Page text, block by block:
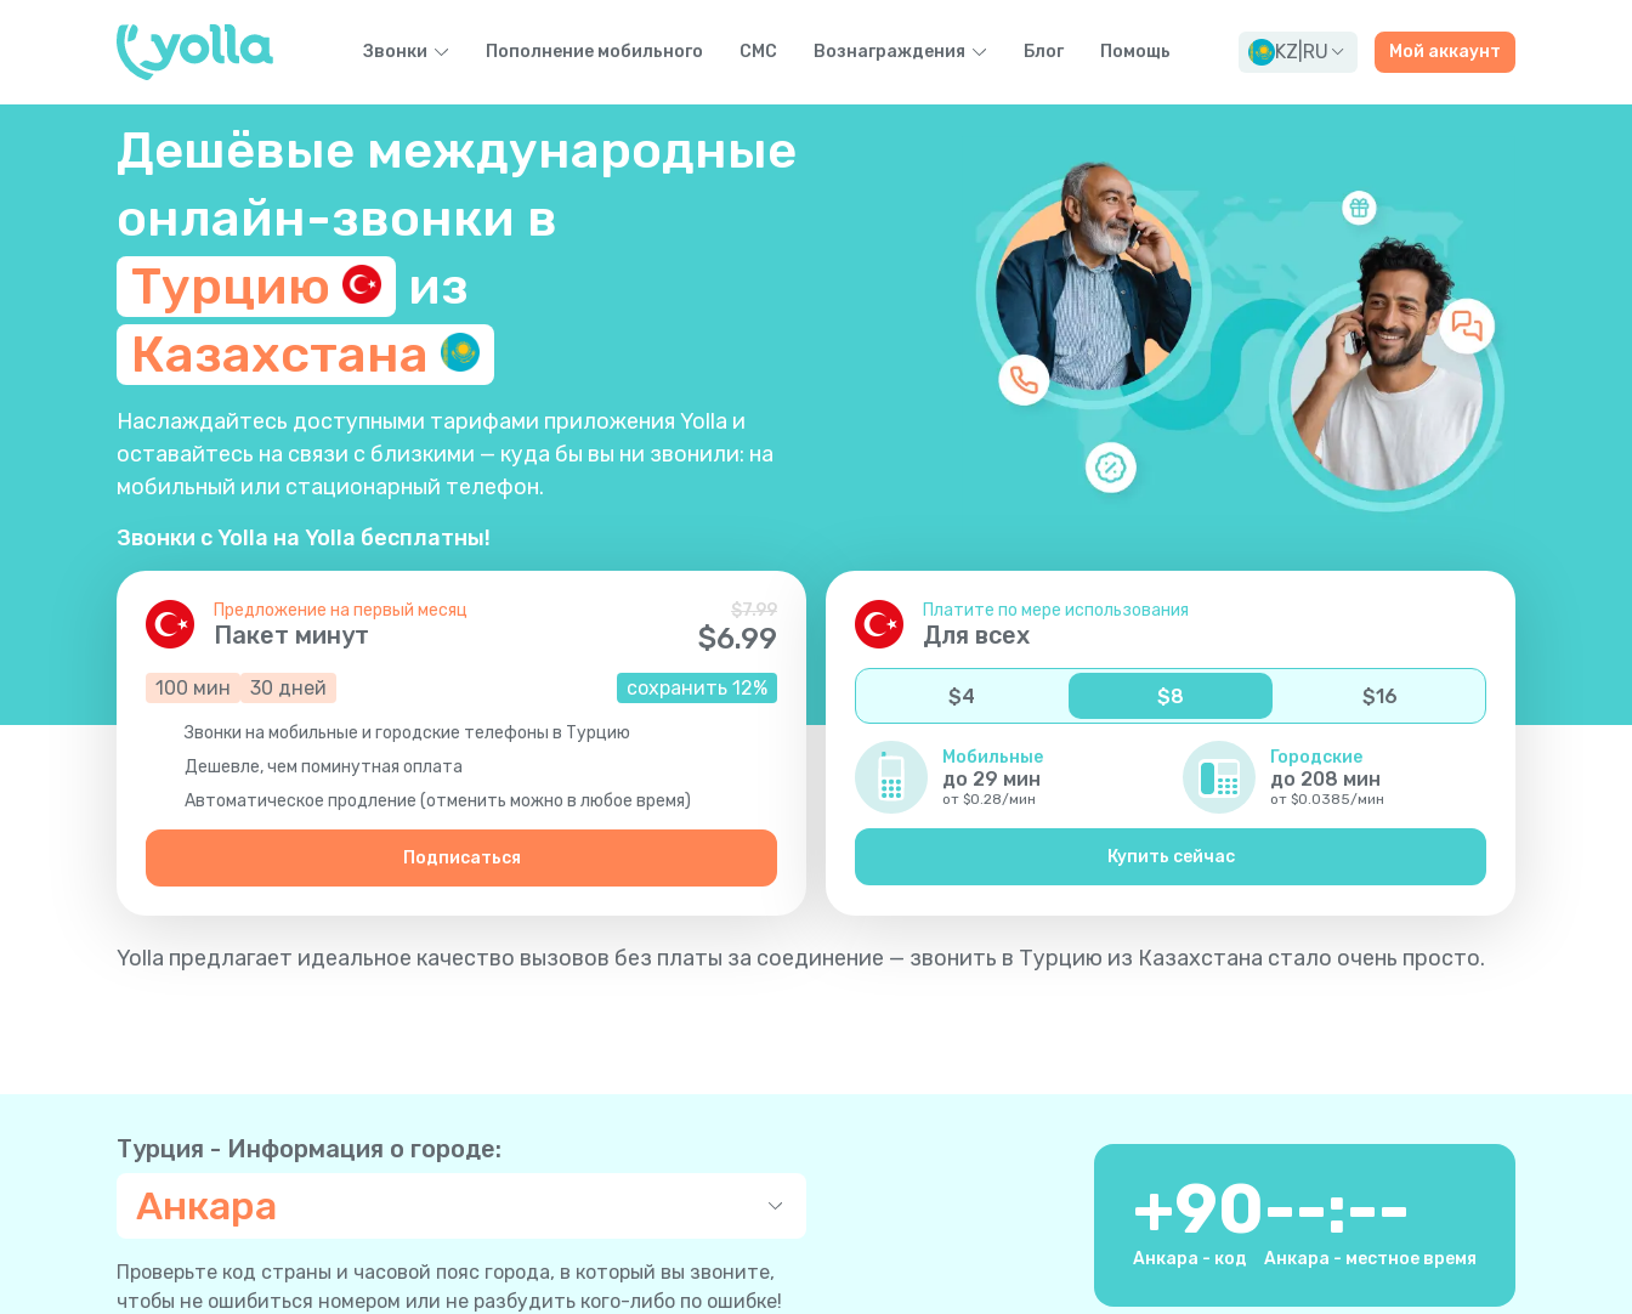
Звонки Пополнение мобильного СМС Вознаграждения Блог Помощь KZ RU Мой аккаунт
Дешёвые международные
онлайн-звонки в
Турцию
из
Казахстана
Наслаждайтесь доступными тарифами приложения Yolla и
оставайтесь на связи с близкими — куда бы вы ни звонили: на
мобильный или стационарный телефон.
Звонки с Yolla на Yolla бесплатны!
Предложение на первый месяц
Пакет минут
$7.99
$6.99
100 мин 30 дней сохранить 12%
Звонки на мобильные и городские телефоны в Турцию
Дешевле, чем поминутная оплата
Автоматическое продление (отменить можно в любое время)
Подписаться
Платите по мере использования
Для всех
$4 $8 $16
Мобильные
до 29 мин
от $0.28/мин
Городские
до 208 мин
от $0.0385/мин
Купить сейчас
Yolla предлагает идеальное качество вызовов без платы за соединение — звонить в Турцию из Казахстана стало очень просто.
Турция - Информация о городе:
Анкара
Проверьте код страны и часовой пояс города, в который вы звоните,
чтобы не ошибиться номером или не разбудить кого-либо по ошибке!
+90
Анкара - код
--:--
Анкара - местное время